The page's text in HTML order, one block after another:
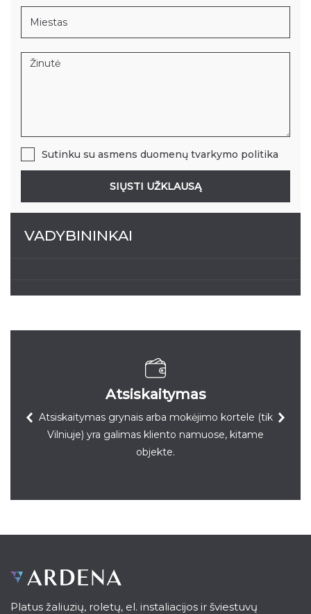
Sutinku su asmens duomenų tvarkymo politika
SIŲSTI UŽKLAUSĄ
VADYBININKAI
Atsiskaitymas
Atsiskaitymas grynais arba mokėjimo kortele (tik
Vilniuje) yra galimas kliento namuose, kitame
objekte.
Platus žaliuzių, roletų, el. instaliacijos ir šviestuvų